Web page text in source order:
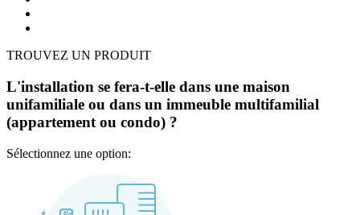
TROUVEZ UN PRODUIT
L'installation se fera-t-elle dans une maison
unifamiliale ou dans un immeuble multifamilial
(appartement ou condo) ?
Sélectionnez une option: